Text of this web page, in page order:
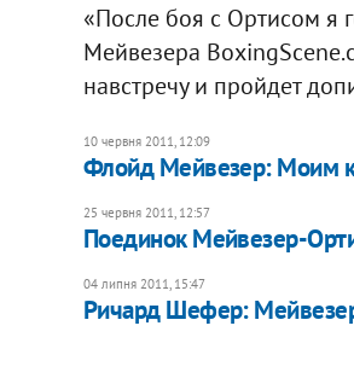
«После боя с Ортисом я
Мейвезера
навстречу и пройдет
10 червня 2011, 12:09
Флойд Мейвезер: Моим
25 червня 2011, 12:57
Поединок Мейвезер-
04 липня 2011, 15:47
Ричард Шефер: